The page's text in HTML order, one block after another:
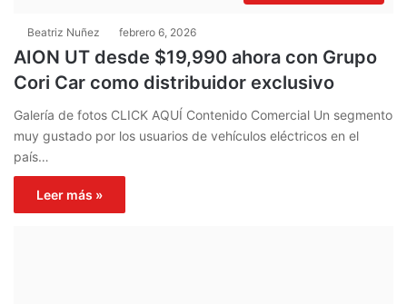
Beatriz Nuñez febrero 6, 2026
AION UT desde $19,990 ahora con Grupo
Cori Car como distribuidor exclusivo
Galería de fotos CLICK AQUÍ Contenido Comercial Un segmento
muy gustado por los usuarios de vehículos eléctricos en el
país…
Leer más »